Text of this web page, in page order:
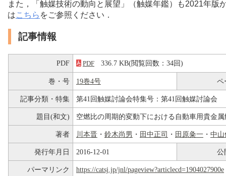
また，「触媒技術の動向と展望」（触媒年鑑）も2021年
はこちら をご参照ください．
記事情報
PDF PDF 336.7 KB(閲覧回数：34回)
巻・号 19巻4号 ペ
記事分類・特集 第41回触媒討論会特集号：第41回触媒討論会
題目(和文) 空燃比の周期的変動下における自動車用貴金
著者 川本晋 ・ 鈴木尚男 ・ 田中正司 ・ 田原粂一 ・ 中山
発行年月日 2016-12-01 公
パーマリンク https://catsj.jp/jnl/pageview?articlecd=1904027900e